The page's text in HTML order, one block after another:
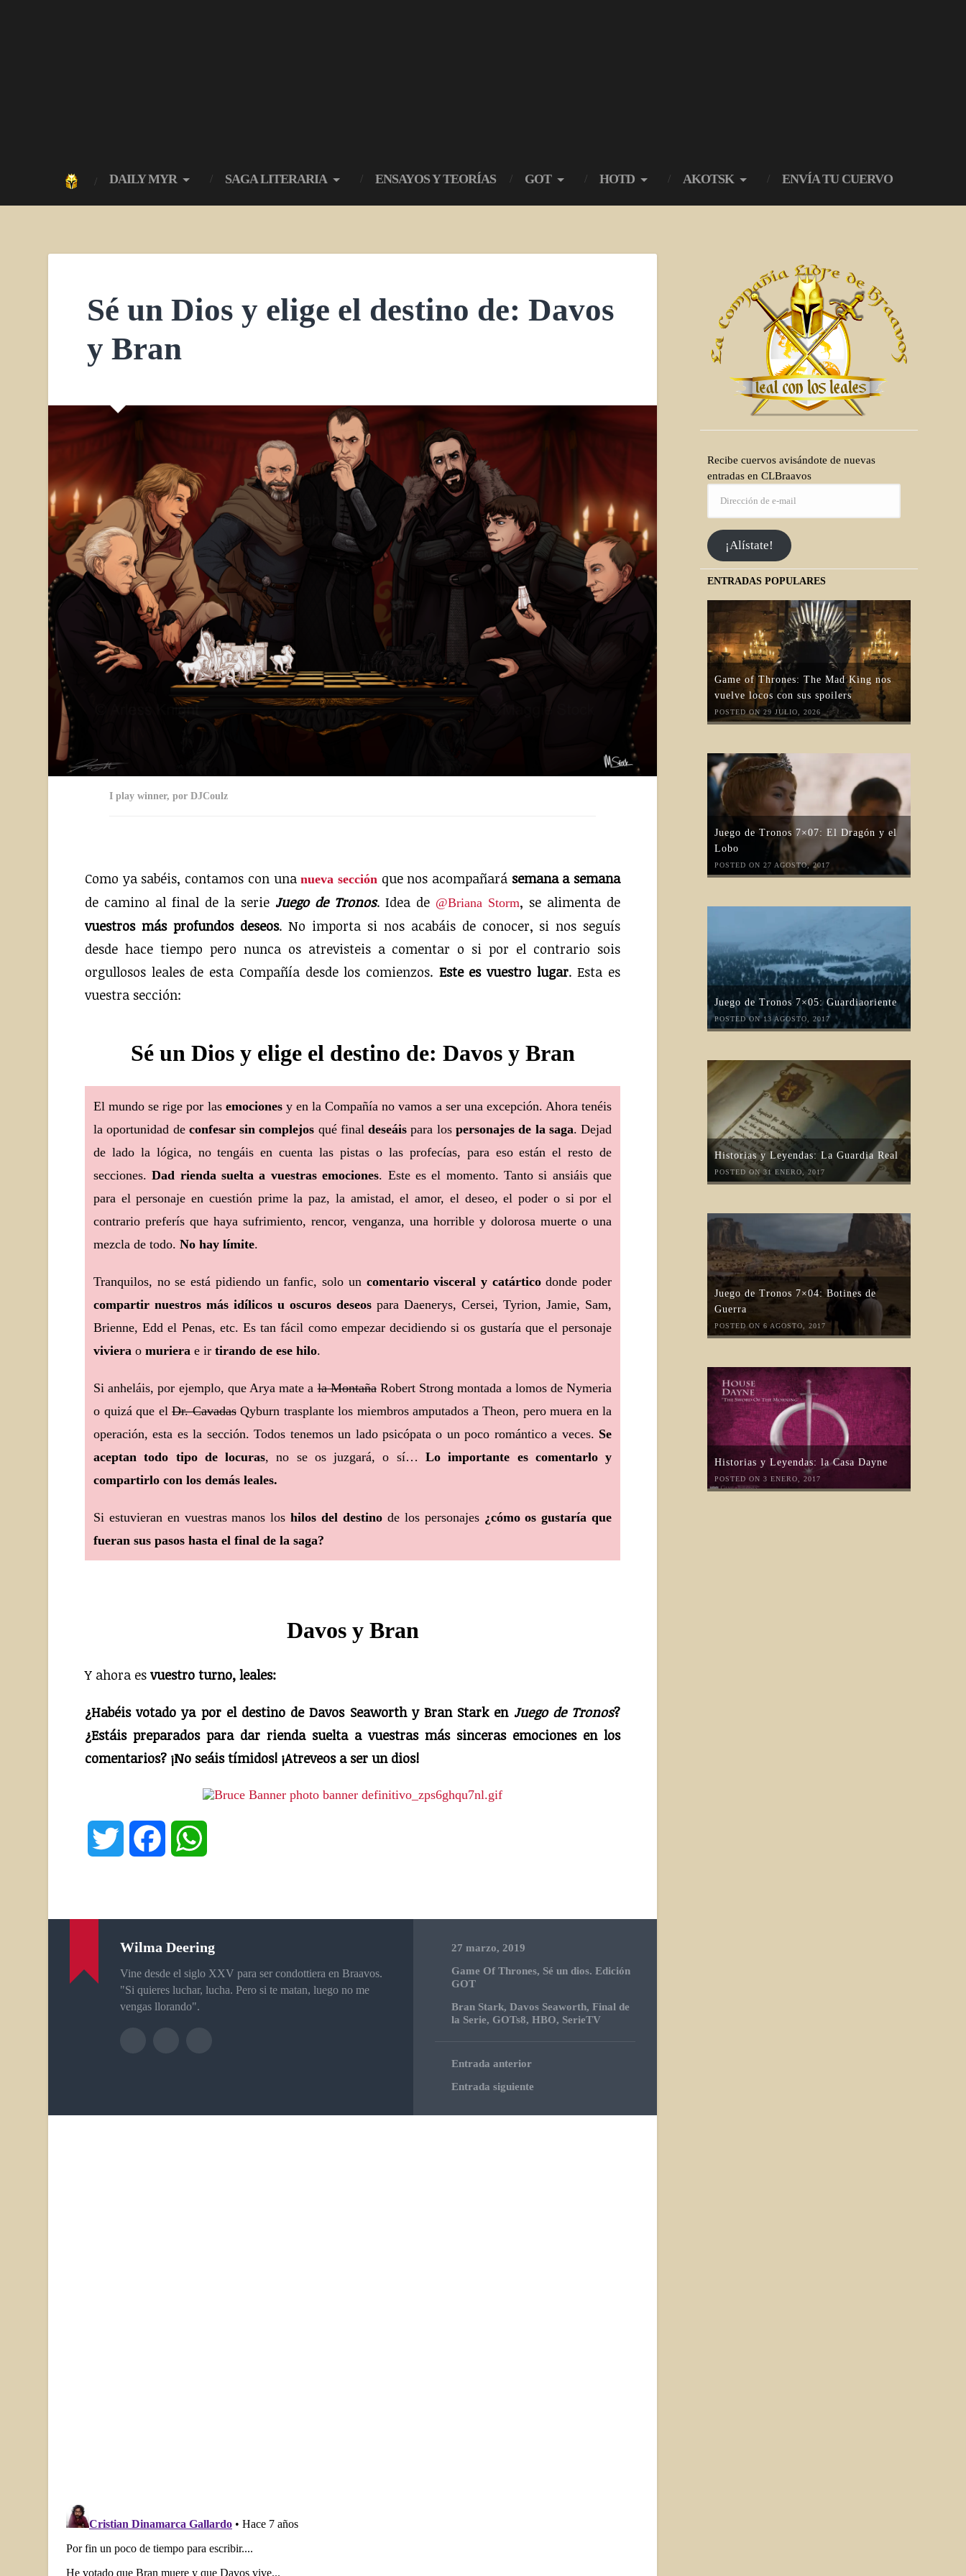
DAILY MYR SAGA LITERARIA ENSAYOS Y TEORÍAS GOT HOTD AKOTSK ENVÍA TU CUERVO
Sé un Dios y elige el destino de: Davos
y Bran
I play winner, por DJCoulz
Como ya sabéis, contamos con unanueva secciónque nos acompañará semana a semana
de camino al final de la serie Juego de Tronos. Idea de @Briana Storm, se alimenta de
vuestros más profundos deseos. No importa si nos acabáis de conocer, si nos seguís
desde hace tiempo pero nunca os atrevisteis a comentar o si por el contrario sois
orgullosos leales de esta Compañía desde los comienzos. Este es vuestro lugar. Esta es
vuestra sección:
Sé un Dios y elige el destino de: Davos y Bran
El mundo se rige por las emocionesy en la Compañía no vamos a ser una excepción. Ahora tenéis
la oportunidad de confesar sin complejos qué finaldeseáis para lospersonajes de la saga. Dejad
de lado la lógica, no tengáis en cuenta las pistas o las profecías, para eso están el resto de
secciones.Dad rienda suelta a vuestras emociones. Este es el momento. Tanto si ansiáis que
para el personaje en cuestión prime la paz, la amistad, el amor, el deseo, el poder o si por el
contrario preferís que haya sufrimiento, rencor, venganza, una horrible y dolorosa muerte o una
mezcla de todo. No hay límite.
Tranquilos, no se está pidiendo un fanfic, solo un comentario visceral y catárticodonde poder
compartir nuestros más idílicos u oscuros deseos para Daenerys, Cersei, Tyrion, Jamie, Sam,
Brienne, Edd el Penas, etc. Es tan fácil como empezar decidiendo si os gustaría que el personaje
viviera o muriera e ir tirando de ese hilo.
Si anheláis, por ejemplo, que Arya mate ala MontañaRobert Strong montada a lomos de Nymeria
o quizá que elDr. CavadasQyburn trasplante los miembros amputados a Theon, pero muera en la
operación, esta es la sección. Todos tenemos un lado psicópata o un poco romántico a veces. Se
aceptan todo tipo de locuras, no se os juzgará, o sí…Lo importante es comentarlo y
compartirlo con los demás leales.
Si estuvieran en vuestras manos loshilos del destino de los personajes ¿cómo os gustaría que
fueran sus pasos hasta el final de la saga?
Davos y Bran
Y ahora es vuestro turno, leales:
¿Habéis votado ya por el destino de Davos Seaworth y Bran Stark en Juego de Tronos?
¿Estáis preparados para dar rienda suelta a vuestras más sinceras emociones en los
comentarios? ¡No seáis tímidos! ¡Atreveos a ser un dios!
Twitter Facebook
Wilma Deering
Vine desde el siglo XXV para ser condottiera en Braavos.
"Si quieres luchar, lucha. Pero si te matan, luego no me
vengas llorando".
27 marzo, 2019
Game Of Thrones, Sé un dios. Edición
GOT
Bran Stark,Davos Seaworth,Final de
la Serie, GOTs8,HBO, SerieTV
Entrada anterior
Entrada siguiente
Recibe cuervos avisándote de nuevas
entradas en CLBraavos
¡Alístate!
ENTRADAS POPULARES
Game of Thrones: The Mad King nos
vuelve locos con sus spoilers
POSTED ON 29 JULIO, 2026
Juego de Tronos 7×07: El Dragón y el
Lobo
POSTED ON 27 AGOSTO, 2017
Juego de Tronos 7×05: Guardiaoriente
POSTED ON 13 AGOSTO, 2017
Historias y Leyendas: La Guardia Real
POSTED ON 31 ENERO, 2017
Juego de Tronos 7×04: Botines de
Guerra
POSTED ON 6 AGOSTO, 2017
Historias y Leyendas: la Casa Dayne
POSTED ON 3 ENERO, 2017